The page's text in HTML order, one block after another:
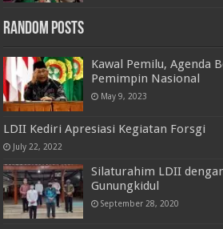
Random Posts
Kawal Pemilu, Agenda
Pemimpin Nasional
May 9, 2023
LDII Kediri Apresiasi Kegiatan Forsgi
July 22, 2022
Silaturahim LDII
Gunungkidul
September 28, 2020